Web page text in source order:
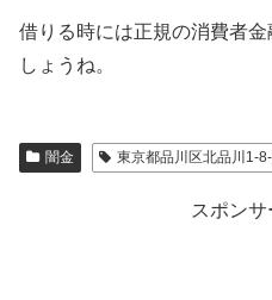
借りる時には正規の消費者
しょうね。
闇金 東京都品川区北品川1-
スポンサ